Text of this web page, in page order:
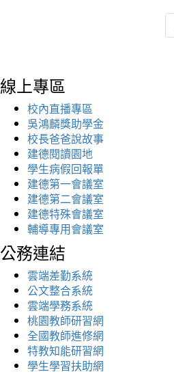
線上專區
校內直播專區
吳鴻麟獎助學金
校長爸爸說故事
建德閱讀園地
學生病假回報單
建德第一會議室
建德第二會議室
建德特殊會議室
輔導專用會議室
公務連結
雲端差勤系統
公文整合系統
雲端學務系統
桃園教師研習網
全國教師進修網
特教知能研習網
學生學習扶助網